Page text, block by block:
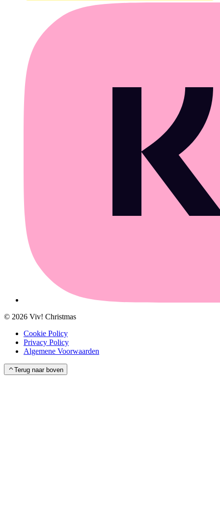
© 2026 Viv! Christmas
Cookie Policy
Privacy Policy
Algemene Voorwaarden
Terug naar boven